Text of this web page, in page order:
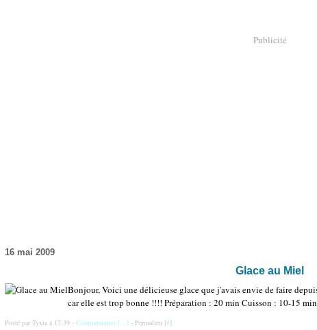
Publicité
16 mai 2009
Glace au Miel
Bonjour, Voici une délicieuse glace que j'avais envie de faire
car elle est trop bonne !!!! Préparation : 20 min Cuisson : 10-15
Posté par Tyxia à 17:39 - Commentaires […]- Permalien [#]